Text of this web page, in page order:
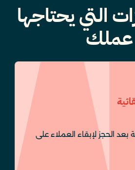
التي يحتاجها
عملك
بعد الحجز لإبقاء العملاء على